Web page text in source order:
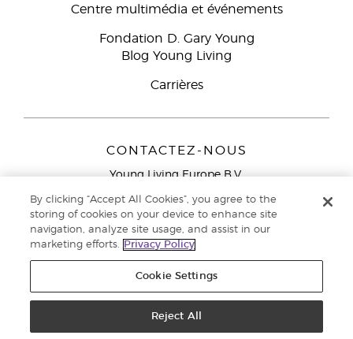
Centre multimédia et événements
Fondation D. Gary Young
Blog Young Living
Carrières
CONTACTEZ-NOUS
Young Living Europe B.V.
9727 AJ Groningen
Service réservé aux Partenaires de la marque
791
Politique de confidentialité
By clicking “Accept All Cookies”, you agree to the
storing of cookies on your device to enhance site
navigation, analyze site usage, and assist in our
marketing efforts.
Privacy Policy
Cookie Settings
Reject All